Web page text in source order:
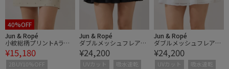
40%OFF
Jun & Ropé
小紋総柄プリントAライ
ンスカート/UV・接触冷
感
¥15,180
2BUY10%OFF
Jun & Ropé
ダブルメッシュフレアス
カート/UV・吸水速乾
¥24,200
UVカット 吸水速乾
Jun & Ropé
ダブルメッシュフレアス
カート/UV・吸水速乾
¥24,200
UVカット 吸水速乾